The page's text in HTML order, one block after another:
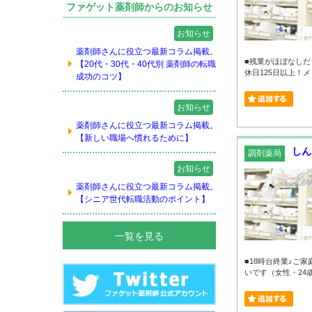
ファゲット薬剤師からのお知らせ
お知らせ
薬剤師さんに役立つ最新コラム掲載。
【20代・30代・40代別 薬剤師の転職
成功のコツ】
お知らせ
薬剤師さんに役立つ最新コラム掲載。
【新しい職場へ慣れるために】
お知らせ
薬剤師さんに役立つ最新コラム掲載。
【シニア世代転職活動のポイント】
一覧を見る
■残業がほぼなし
休日125日以上！
調剤薬局 し
■18時台終業♪ご家
いです（女性・24